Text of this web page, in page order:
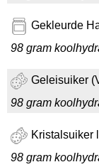
Gekleurde
98 gram
Geleisuiker
98 gram
Kristalsuiker
98 gram